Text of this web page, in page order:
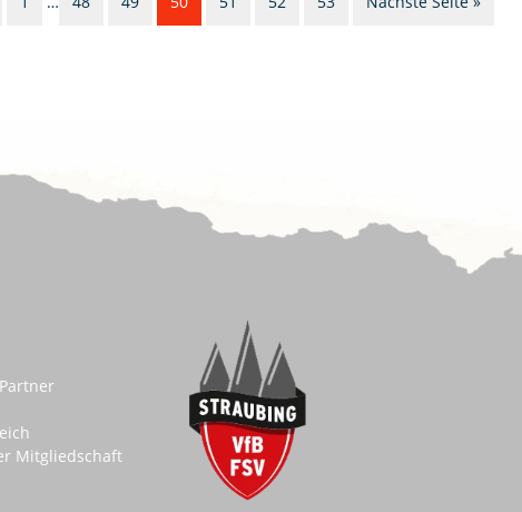
Mitgliedschaft